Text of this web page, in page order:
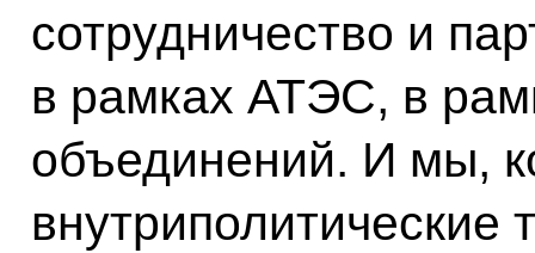
сотрудничество и
в рамках АТЭС, в
объединений. И мы,
внутриполитические